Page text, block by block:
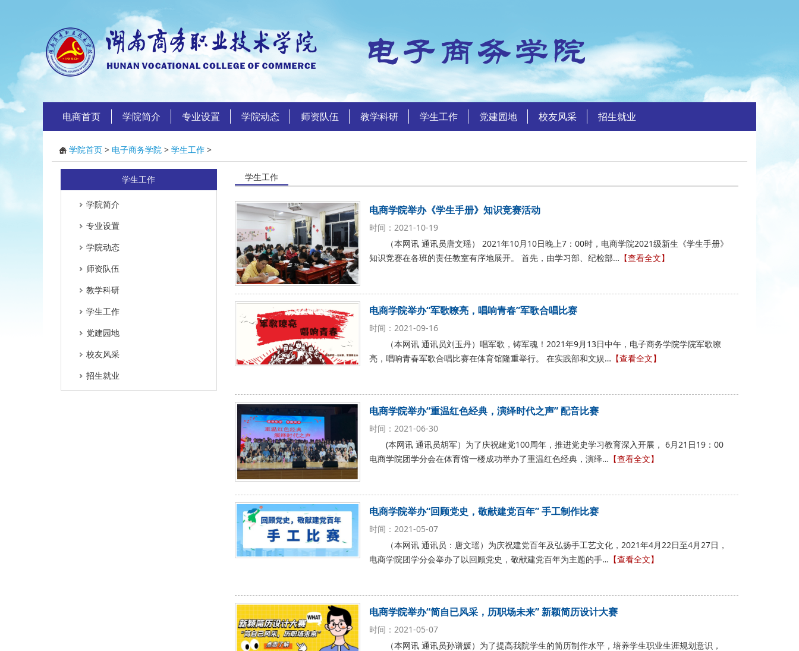
电商首页 学院简介 专业设置 学院动态 师资队伍 教学科研 学生工作 党建园地 校友风采 招生就业
学院首页 > 电子商务学院 > 学生工作 >
学生工作
学院简介
专业设置
学院动态
师资队伍
教学科研
学生工作
党建园地
校友风采
招生就业
学生工作
电商学院举办《学生手册》知识竞赛活动
时间：2021-10-19
（本网讯 通讯员唐文瑶） 2021年10月10日晚上7：00时，电商学院2021级新生《学生手册》
知识竞赛在各班的责任教室有序地展开。 首先，由学习部、纪检部… 【查看全文】
电商学院举办“军歌嘹亮，唱响青春”军歌合唱比赛
时间：2021-09-16
（本网讯 通讯员刘玉丹）唱军歌，铸军魂！2021年9月13日中午，电子商务学院学院军歌嘹
亮，唱响青春军歌合唱比赛在体育馆隆重举行。 在实践部和文娱… 【查看全文】
电商学院举办“重温红色经典，演绎时代之声” 配音比赛
时间：2021-06-30
(本网讯 通讯员胡军）为了庆祝建党100周年，推进党史学习教育深入开展， 6月21日19：00
电商学院团学分会在体育馆一楼成功举办了重温红色经典，演绎… 【查看全文】
电商学院举办“回顾党史，敬献建党百年” 手工制作比赛
时间：2021-05-07
（本网讯 通讯员：唐文瑶）为庆祝建党百年及弘扬手工艺文化，2021年4月22日至4月27日，
电商学院团学分会举办了以回顾党史，敬献建党百年为主题的手… 【查看全文】
电商学院举办“简自已风采，历职场未来” 新颖简历设计大赛
时间：2021-05-07
（本网讯 通讯员孙谱媛）为了提高我院学生的简历制作水平，培养学生职业生涯规划意识，